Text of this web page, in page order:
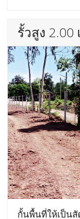
รั้วสูง 2.00
กั้นพื้นที่ให้เป็น